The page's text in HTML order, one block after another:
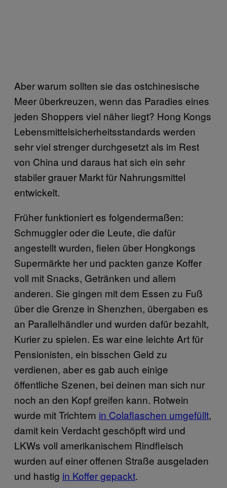
Aber warum sollten sie das ostchinesische
Meer überkreuzen, wenn das Paradies eines
jeden Shoppers viel näher liegt? Hong Kongs
Lebensmittelsicherheitsstandards werden
sehr viel strenger durchgesetzt als im Rest
von China und daraus hat sich ein sehr
stabiler grauer Markt für Nahrungsmittel
entwickelt.
Früher funktioniert es folgendermaßen:
Schmuggler oder die Leute, die dafür
angestellt wurden, fielen über Hongkongs
Supermärkte her und packten ganze Koffer
voll mit Snacks, Getränken und allem
anderen. Sie gingen mit dem Essen zu Fuß
über die Grenze in Shenzhen, übergaben es
an Parallelhändler und wurden dafür bezahlt,
Kurier zu spielen. Es war eine leichte Art für
Pensionisten, ein bisschen Geld zu
verdienen, aber es gab auch einige
öffentliche Szenen, bei deinen man sich nur
noch an den Kopf greifen kann. Rotwein
wurde mit Trichtern in Colaflaschen umgefüllt,
damit kein Verdacht geschöpft wird und
LKWs voll amerikanischem Rindfleisch
wurden auf einer offenen Straße ausgeladen
und hastig in Koffer gepackt.